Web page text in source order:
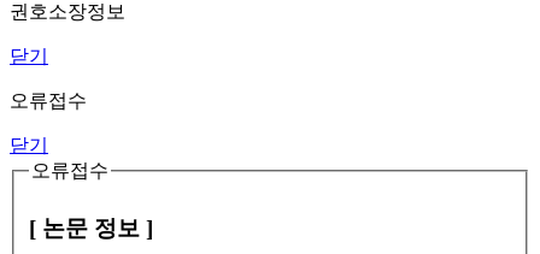
권호소장정보
닫기
오류접수
닫기
오류접수
[ 논문 정보 ]